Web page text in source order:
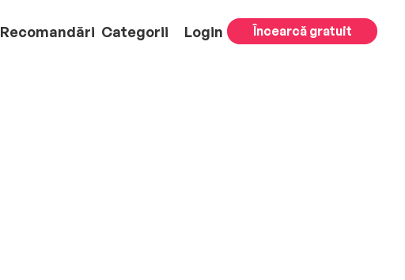
Recomandări Categorii Login Încearcă gratuit